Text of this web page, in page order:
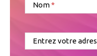
Nom
Entrez votre